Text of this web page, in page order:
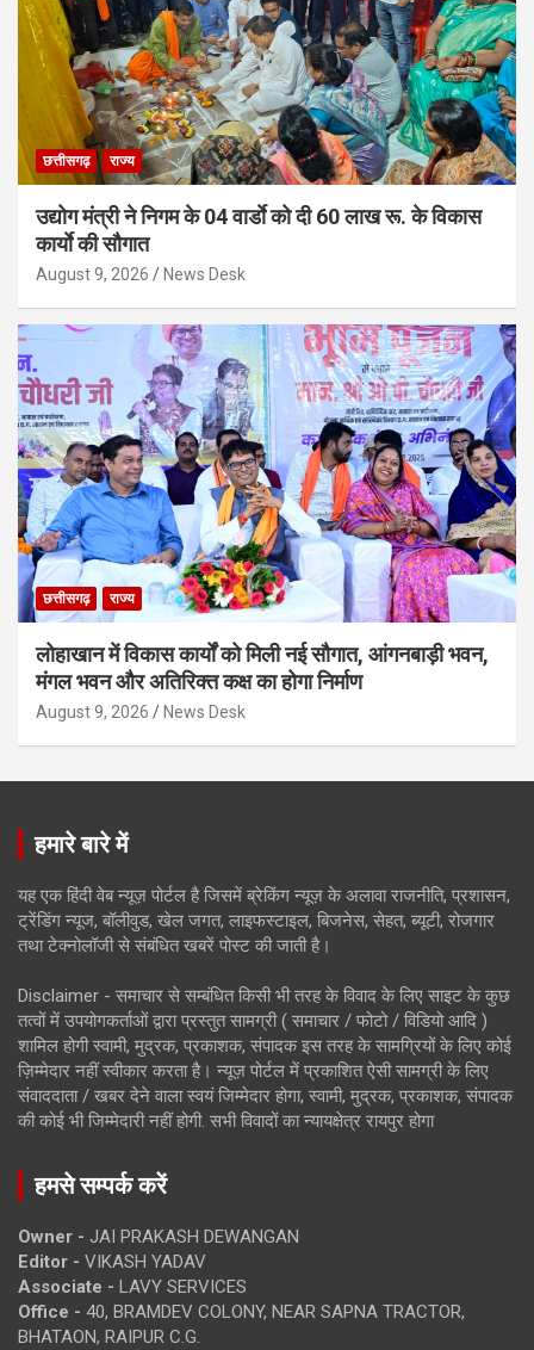
छत्तीसगढ़ राज्य
उद्योग मंत्री ने निगम के 04 वार्डाे को दी 60 लाख रू. के विकास
कार्याे की सौगात
August 9, 2026 News Desk
छत्तीसगढ़ राज्य
लोहाखान में विकास कार्यों को मिली नई सौगात, आंगनबाड़ी भवन,
मंगल भवन और अतिरिक्त कक्ष का होगा निर्माण
August 9, 2026 News Desk
हमारे बारे में
यह एक हिंदी वेब न्यूज़ पोर्टल है जिसमें ब्रेकिंग न्यूज़ के अलावा राजनीति, प्रशासन,
ट्रेंडिंग न्यूज, बॉलीवुड, खेल जगत, लाइफस्टाइल, बिजनेस, सेहत, ब्यूटी, रोजगार
तथा टेक्नोलॉजी से संबंधित खबरें पोस्ट की जाती है।
Disclaimer - समाचार से सम्बंधित किसी भी तरह के विवाद के लिए साइट के कुछ
तत्वों में उपयोगकर्ताओं द्वारा प्रस्तुत सामग्री ( समाचार / फोटो / विडियो आदि )
शामिल होगी स्वामी, मुद्रक, प्रकाशक, संपादक इस तरह के सामग्रियों के लिए कोई
ज़िम्मेदार नहीं स्वीकार करता है। न्यूज़ पोर्टल में प्रकाशित ऐसी सामग्री के लिए
संवाददाता / खबर देने वाला स्वयं जिम्मेदार होगा, स्वामी, मुद्रक, प्रकाशक, संपादक
की कोई भी जिम्मेदारी नहीं होगी. सभी विवादों का न्यायक्षेत्र रायपुर होगा
हमसे सम्पर्क करें
Owner - JAI PRAKASH DEWANGAN
Editor - VIKASH YADAV
Associate - LAVY SERVICES
Office - 40, BRAMDEV COLONY, NEAR SAPNA TRACTOR,
BHATAON, RAIPUR C.G.